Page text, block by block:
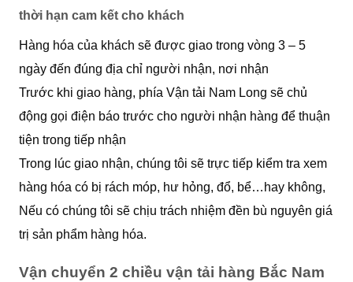
thời hạn cam kết cho khách
Hàng hóa của khách sẽ được giao trong vòng 3 – 5
ngày đến đúng địa chỉ người nhận, nơi nhận
Trước khi giao hàng, phía Vận tải Nam Long sẽ chủ
động gọi điện báo trước cho người nhận hàng để thuận
tiện trong tiếp nhận
Trong lúc giao nhận, chúng tôi sẽ trực tiếp kiểm tra xem
hàng hóa có bị rách móp, hư hỏng, đổ, bể…hay không,
Nếu có chúng tôi sẽ chịu trách nhiệm đền bù nguyên giá
trị sản phẩm hàng hóa.
Vận chuyển 2 chiều vận tải hàng Bắc Nam